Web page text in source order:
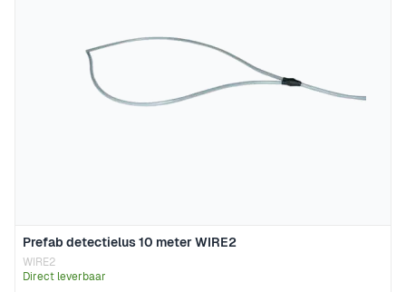
Prefab detectielus 10 meter WIRE2
WIRE2
Direct leverbaar